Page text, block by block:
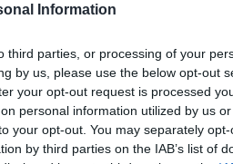
Information
third parties, or processing of your
by us, please use the below opt-out
your opt-out request is processed
personal information utilized by us
your opt-out. You may separately
by third parties on the IAB’s list of
día en el distrito
Esto se debe al
tiene la reputación